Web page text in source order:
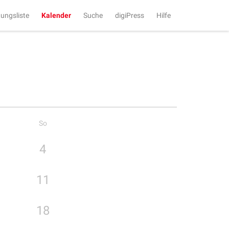
Kalender Suche digiPress Hilfe
So
4
11
18